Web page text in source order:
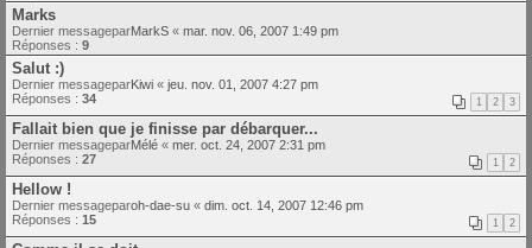
Marks
Dernier messageparMarkS « mar. nov. 06, 2007 1:49 pm
Réponses : 9
Salut :)
Dernier messageparKiwi « jeu. nov. 01, 2007 4:27 pm
Réponses : 34 1 2 3
Fallait bien que je finisse par débarquer...
Dernier messageparMélé « mer. oct. 24, 2007 2:31 pm
Réponses : 27 1 2
Hellow !
Dernier messageparoh-dae-su « dim. oct. 14, 2007 12:46 pm
Réponses : 15 1 2